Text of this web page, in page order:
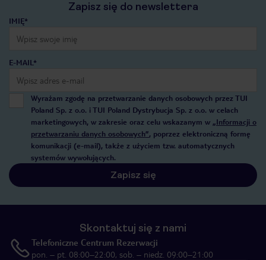
Zapisz się do newslettera
IMIĘ*
E-MAIL*
Wyrażam zgodę na przetwarzanie danych osobowych przez TUI
Poland Sp. z o.o. i TUI Poland Dystrybucja Sp. z o.o. w celach
marketingowych, w zakresie oraz celu wskazanym w „Informacji o
przetwarzaniu danych osobowych”, poprzez elektroniczną formę
komunikacji (e-mail), także z użyciem tzw. automatycznych
systemów wywołujących.
Zapisz się
Skontaktuj się z nami
Telefoniczne Centrum Rezerwacji
pon. – pt. 08:00–22:00, sob. – niedz. 09:00–21:00